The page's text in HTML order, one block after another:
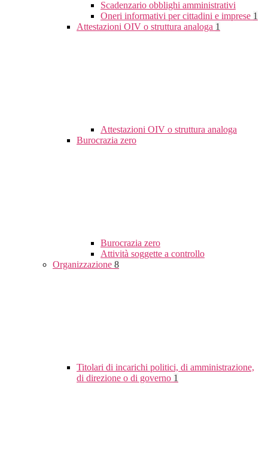
Scadenzario obblighi amministrativi
Oneri informativi per cittadini e imprese 1
Attestazioni OIV o struttura analoga 1
Attestazioni OIV o struttura analoga
Burocrazia zero
Burocrazia zero
Attività soggette a controllo
Organizzazione 8
Titolari di incarichi politici, di amministrazione,
di direzione o di governo 1